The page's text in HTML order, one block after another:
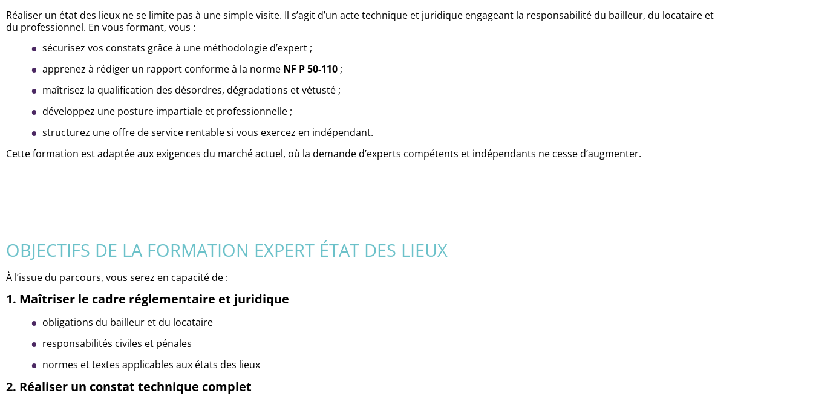
Réaliser un état des lieux ne se limite pas à une simple visite. Il s’agit d’un acte technique et juridique engageant la responsabilité du bailleur, du locataire et
du professionnel. En vous formant, vous :
sécurisez vos constats grâce à une méthodologie d’expert ;
apprenez à rédiger un rapport conforme à la norme NF P 50-110 ;
maîtrisez la qualification des désordres, dégradations et vétusté ;
développez une posture impartiale et professionnelle ;
structurez une offre de service rentable si vous exercez en indépendant.
Cette formation est adaptée aux exigences du marché actuel, où la demande d’experts compétents et indépendants ne cesse d’augmenter.
OBJECTIFS DE LA FORMATION EXPERT ÉTAT DES LIEUX
À l’issue du parcours, vous serez en capacité de :
1. Maîtriser le cadre réglementaire et juridique
obligations du bailleur et du locataire
responsabilités civiles et pénales
normes et textes applicables aux états des lieux
2. Réaliser un constat technique complet